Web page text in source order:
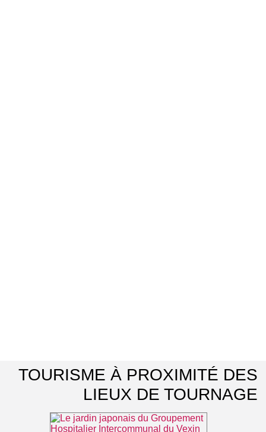
TOURISME À PROXIMITÉ DES
LIEUX DE TOURNAGE